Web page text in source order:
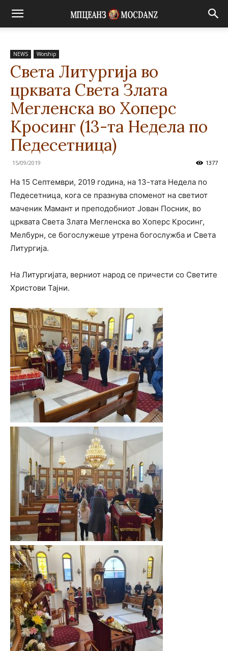
NEWS Worship
Света Литургија во
црквата Света Злата
Мегленска во Хоперс
Кросинг (13-та Недела по
Педесетница)
15/09/2019 1377
На 15 Септември, 2019 година, на 13-тата Недела по
Педесетница, кога се празнува споменот на светиот
маченик Мамант и преподобниот Јован Посник, во
црквата Света Злата Мегленска во Хоперс Кросинг,
Мелбурн, се богослужеше утрена богослужба и Света
Литургија.
На Литургијата, верниот народ се причести со Светите
Христови Тајни.